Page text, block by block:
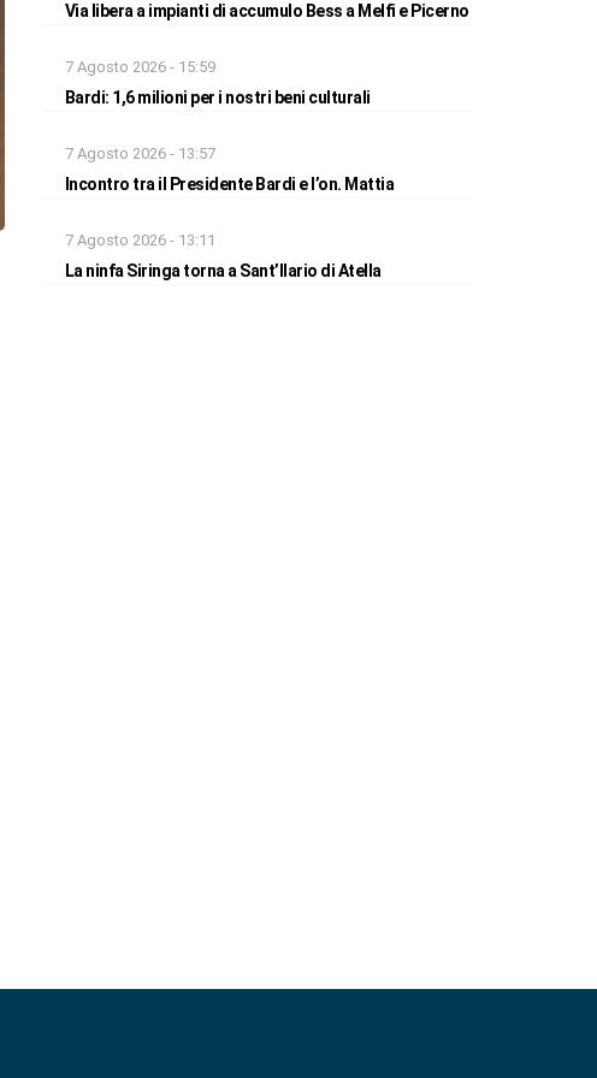
Via libera a impianti di accumulo Bess a Melfi e Picerno
7 Agosto 2026 - 15:59
Bardi: 1,6 milioni per i nostri beni culturali
7 Agosto 2026 - 13:57
Incontro tra il Presidente Bardi e l’on. Mattia
7 Agosto 2026 - 13:11
La ninfa Siringa torna a Sant’Ilario di Atella